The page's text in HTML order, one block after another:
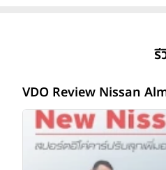
รี
VDO Review Nissan